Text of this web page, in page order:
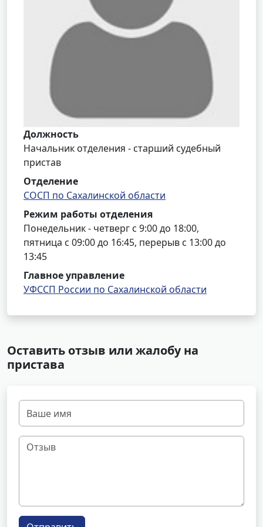
Должность
Начальник отделения - старший судебный
пристав
Отделение
СОСП по Сахалинской области
Режим работы отделения
Понедельник - четверг с 9:00 до 18:00,
пятница с 09:00 до 16:45, перерыв с 13:00 до
13:45
Главное управление
УФССП России по Сахалинской области
Оставить отзыв или жалобу на
пристава